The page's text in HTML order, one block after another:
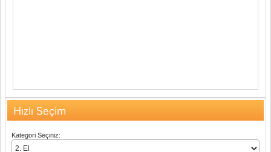
Hızlı Seçim
Kategori Seçiniz: